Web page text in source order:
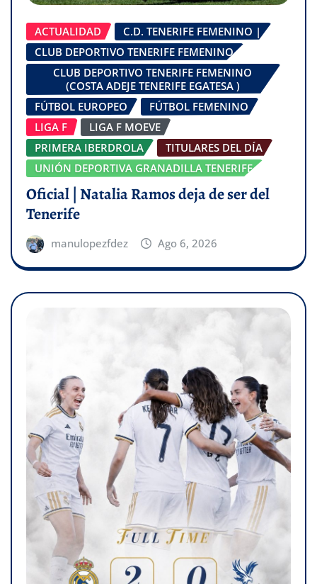
ACTUALIDAD
C.D. TENERIFE FEMENINO |
CLUB DEPORTIVO TENERIFE FEMENINO
CLUB DEPORTIVO TENERIFE FEMENINO
(COSTA ADEJE TENERIFE EGATESA )
FÚTBOL EUROPEO
FÚTBOL FEMENINO
LIGA F
LIGA F MOEVE
PRIMERA IBERDROLA
TITULARES DEL DÍA
UNIÓN DEPORTIVA GRANADILLA TENERIFE
Oficial | Natalia Ramos deja de ser del
Tenerife
manulopezfdez Ago 6, 2026